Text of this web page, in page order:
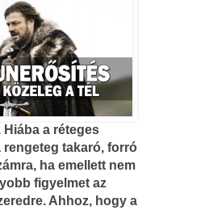
Hiába a réteges
rengeteg takaró, forró
ha emellett nem
figyelmet az
Ahhoz, hogy a